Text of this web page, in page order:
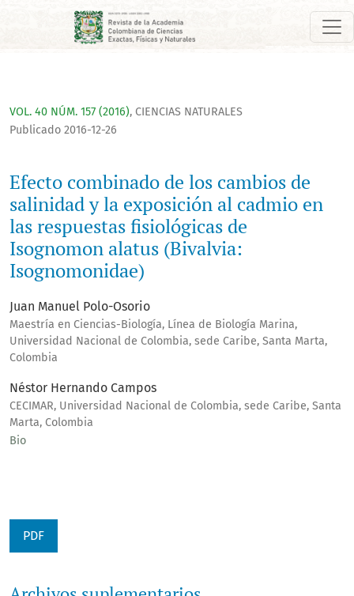
Efecto combinado de los cambios de salinidad y la
VOL. 40 NÚM. 157 (2016), CIENCIAS NATURALES
Efecto combinado de los cambios de
salinidad y la exposición al cadmio en
las respuestas fisiológicas de
Isognomon alatus (Bivalvia:
Isognomonidae)
Publicado 2016-12-26
Juan Manuel Polo-Osorio
Maestría en Ciencias-Biología, Línea de Biología Marina,
Universidad Nacional de Colombia, sede Caribe, Santa Marta,
Colombia
Néstor Hernando Campos
CECIMAR, Universidad Nacional de Colombia, sede Caribe, Santa
Marta, Colombia
Bio
PDF